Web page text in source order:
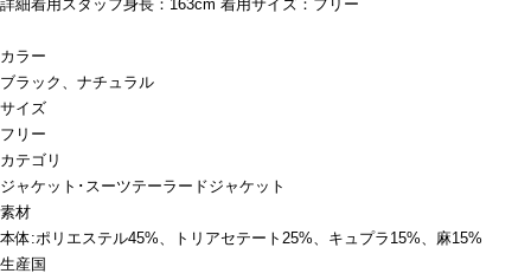
詳細着用スタッフ身長：163cm 着用サイズ：フリー
カラー
ブラック、ナチュラル
サイズ
フリー
カテゴリ
ジャケット･スーツテーラードジャケット
素材
本体:ポリエステル45%、トリアセテート25%、キュプラ15%、麻15%
生産国